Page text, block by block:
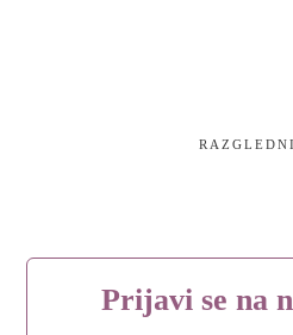
Prijavi se na